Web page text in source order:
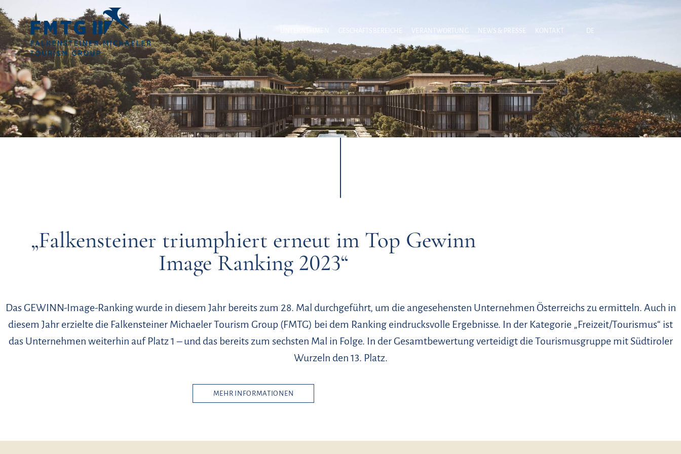
GESCHÄFTSBEREICHE VERANTWORTUNG NEWS & PRESSE KONTAKT DE
„Falkensteiner triumphiert erneut im Top Gewinn
Image Ranking 2023“
Das GEWINN-Image-Ranking wurde in diesem Jahr bereits zum 28. Mal durchgeführt, um die angesehensten Unternehmen Österreichs zu ermitteln. Auch in
diesem Jahr erzielte die Falkensteiner Michaeler Tourism Group (FMTG) bei dem Ranking eindrucksvolle Ergebnisse. In der Kategorie „Freizeit/Tourismus“ ist
das Unternehmen weiterhin auf Platz 1 – und das bereits zum sechsten Mal in Folge. In der Gesamtbewertung verteidigt die Tourismusgruppe mit Südtiroler
Wurzeln den 13. Platz.
MEHR INFORMATIONEN